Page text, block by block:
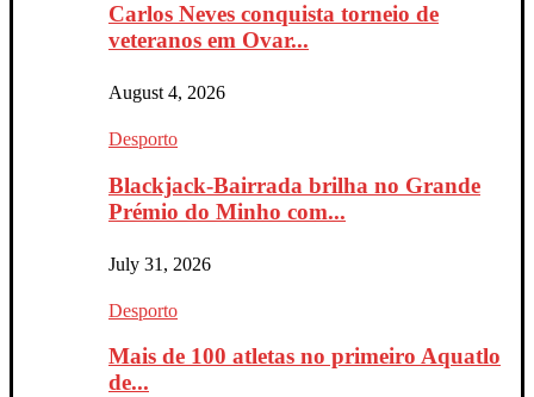
Carlos Neves conquista torneio de
veteranos em Ovar...
August 4, 2026
Desporto
Blackjack-Bairrada brilha no Grande
Prémio do Minho com...
July 31, 2026
Desporto
Mais de 100 atletas no primeiro Aquatlo
de...